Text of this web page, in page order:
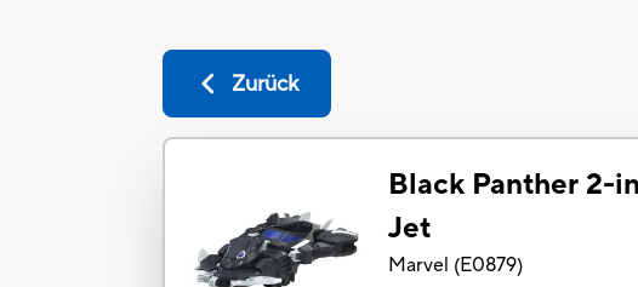
Zurück
Black Panther 2-
Jet
Marvel (E0879)